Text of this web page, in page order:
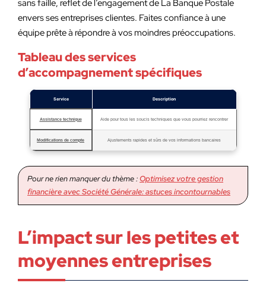
sans faille, reflet de l’engagement de La Banque Postale
envers ses entreprises clientes. Faites confiance à une
équipe prête à répondre à vos moindres préoccupations.
Tableau des services
d’accompagnement spécifiques
Service Description
Assistance technique Aide pour tous les soucis techniques que vous pourriez rencontrer
Modifications de compte Ajustements rapides et sûrs de vos informations bancaires
Pour ne rien manquer du thème :Optimisez votre gestion
financière avec Société Générale: astuces incontournables
L’impact sur les petites et
moyennes entreprises